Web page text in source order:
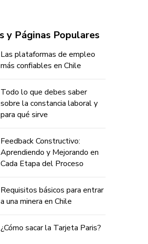
y Páginas Populares
Las plataformas de empleo
más confiables en Chile
Todo lo que debes saber
sobre la constancia laboral y
para qué sirve
Feedback Constructivo:
Aprendiendo y Mejorando en
Cada Etapa del Proceso
Requisitos básicos para entrar
a una minera en Chile
¿Cómo sacar la Tarjeta Paris?